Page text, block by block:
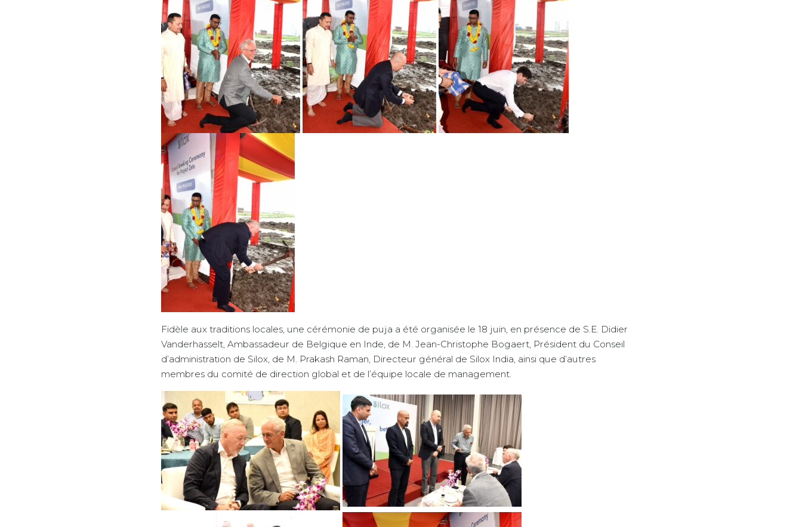
Fidèle aux traditions locales, une cérémonie de puja a été organisée le 18 juin, en présence de S.E. Didier
Vanderhasselt, Ambassadeur de Belgique en Inde, de M. Jean-Christophe Bogaert, Président du Conseil
d’administration de Silox, de M. Prakash Raman, Directeur général de Silox India, ainsi que d’autres
membres du comité de direction global et de l’équipe locale de management.